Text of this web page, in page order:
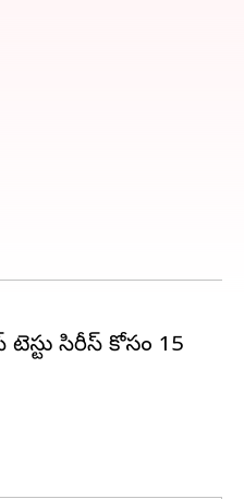
టెస్టు సిరీస్ కోసం 15